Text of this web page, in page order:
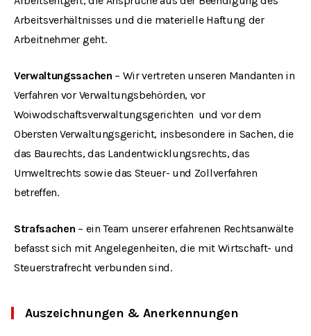
Arbeitsverhältnisses und die materielle Haftung der
Arbeitnehmer geht.
Verwaltungssachen – Wir vertreten unseren Mandanten in
Verfahren vor Verwaltungsbehörden, vor
Woiwodschaftsverwaltungsgerichten und vor dem
Obersten Verwaltungsgericht, insbesondere in Sachen, die
das Baurechts, das Landentwicklungsrechts, das
Umweltrechts sowie das Steuer- und Zollverfahren
betreffen.
Strafsachen – ein Team unserer erfahrenen Rechtsanwälte
befasst sich mit Angelegenheiten, die mit Wirtschaft- und
Steuerstrafrecht verbunden sind.
Auszeichnungen & Anerkennungen